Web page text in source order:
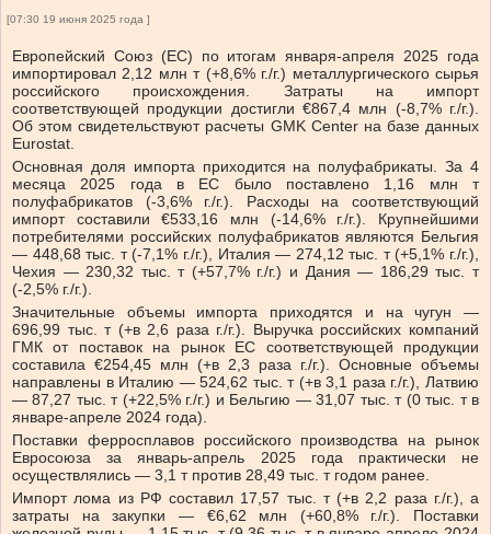
[07:30 19 июня 2025 года ]
Европейский Союз (ЕС) по итогам января-апреля 2025 года
импортировал 2,12 млн т (+8,6% г./г.) металлургического сырья
российского происхождения. Затраты на импорт
соответствующей продукции достигли €867,4 млн (-8,7% г./г.).
Об этом свидетельствуют расчеты GMK Center на базе данных
Eurostat.
Основная доля импорта приходится на полуфабрикаты. За 4
месяца 2025 года в ЕС было поставлено 1,16 млн т
полуфабрикатов (-3,6% г./г.). Расходы на соответствующий
импорт составили €533,16 млн (-14,6% г./г.). Крупнейшими
потребителями российских полуфабрикатов являются Бельгия
— 448,68 тыс. т (-7,1% г./г.), Италия — 274,12 тыс. т (+5,1% г./г.),
Чехия — 230,32 тыс. т (+57,7% г./г.) и Дания — 186,29 тыс. т
(-2,5% г./г.).
Значительные объемы импорта приходятся и на чугун —
696,99 тыс. т (+в 2,6 раза г./г.). Выручка российских компаний
ГМК от поставок на рынок ЕС соответствующей продукции
составила €254,45 млн (+в 2,3 раза г./г.). Основные объемы
направлены в Италию — 524,62 тыс. т (+в 3,1 раза г./г.), Латвию
— 87,27 тыс. т (+22,5% г./г.) и Бельгию — 31,07 тыс. т (0 тыс. т в
январе-апреле 2024 года).
Поставки ферросплавов российского производства на рынок
Евросоюза за январь-апрель 2025 года практически не
осуществлялись — 3,1 т против 28,49 тыс. т годом ранее.
Импорт лома из РФ составил 17,57 тыс. т (+в 2,2 раза г./г.), а
затраты на закупки — €6,62 млн (+60,8% г./г.). Поставки